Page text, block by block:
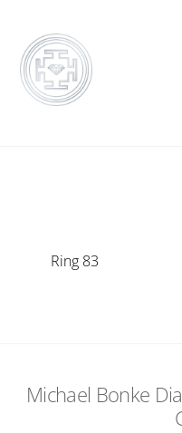
content
Ring 83
Michael Bonke